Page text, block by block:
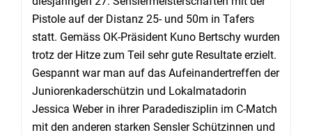
Pistole auf der Distanz 25- und 50m in Tafers
statt. Gemäss OK-Präsident Kuno Bertschy wurden
trotz der Hitze zum Teil sehr gute Resultate erzielt.
Gespannt war man auf das Aufeinandertreffen der
Juniorenkaderschützin und Lokalmatadorin
Jessica Weber in ihrer Paradedisziplin im C-Match
mit den anderen starken Sensler Schützinnen und